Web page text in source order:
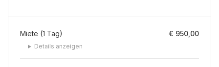
Miete (1 Tag) € 950,00
Details anzeigen